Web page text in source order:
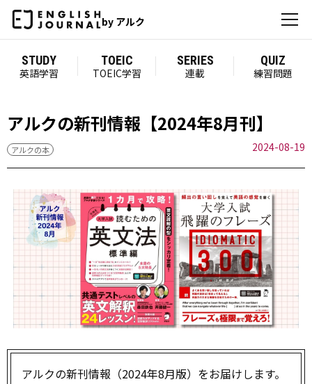
by アルク
STUDY
英語学習
TOEIC
TOEIC学習
SERIES
連載
QUIZ
練習問題
アルクの新刊情報【2024年8月刊】
アルクの本 2024-08-19
アルクの新刊情報（2024年8月版）をお届けします。